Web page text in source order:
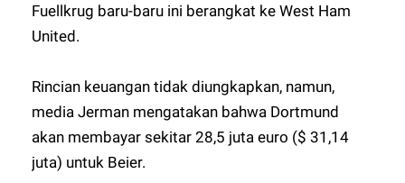
Fuellkrug baru-baru ini berangkat ke West Ham
United.
Rincian keuangan tidak diungkapkan, namun,
media Jerman mengatakan bahwa Dortmund
akan membayar sekitar 28,5 juta euro ($ 31,14
juta) untuk Beier.